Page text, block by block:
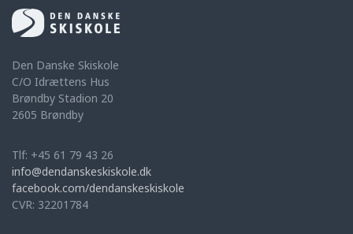
Den Danske Skiskole
C/O Idrættens Hus
Brøndby Stadion 20
2605 Brøndby
Tlf: +45 61 79 43 26
info@dendanskeskiskole.dk
facebook.com/dendanskeskiskole
CVR: 32201784